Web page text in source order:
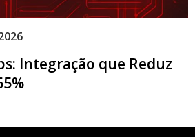
Integração que Reduz